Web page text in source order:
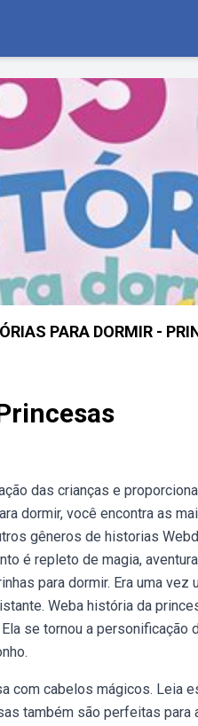
PARA DORMIR -
das crianças e
dormir, você encontra as
gêneros de historias
é repleto de magia,
para dormir. Era uma
Weba história da
se tornou a personificação
com cabelos mágicos. Leia
também são perfeitas para